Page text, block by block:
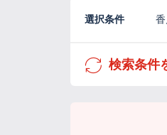
選択条件
検索条件